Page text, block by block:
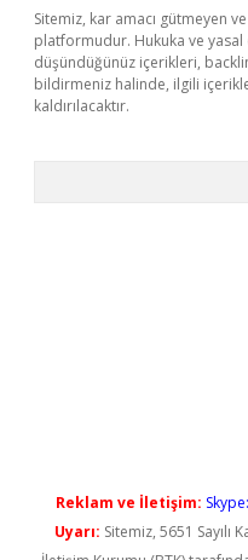
Sitemiz, kar amacı gütmeyen
platformudur. Hukuka ve yasal
düşündüğünüz içerikleri,
bildirmeniz halinde, ilgili
kaldırılacaktır.
Reklam ve İletişim:
Uyarı: Sitemiz, 5651 Sayılı